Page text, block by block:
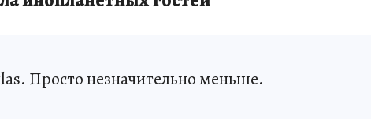
Просто незначительно меньше.